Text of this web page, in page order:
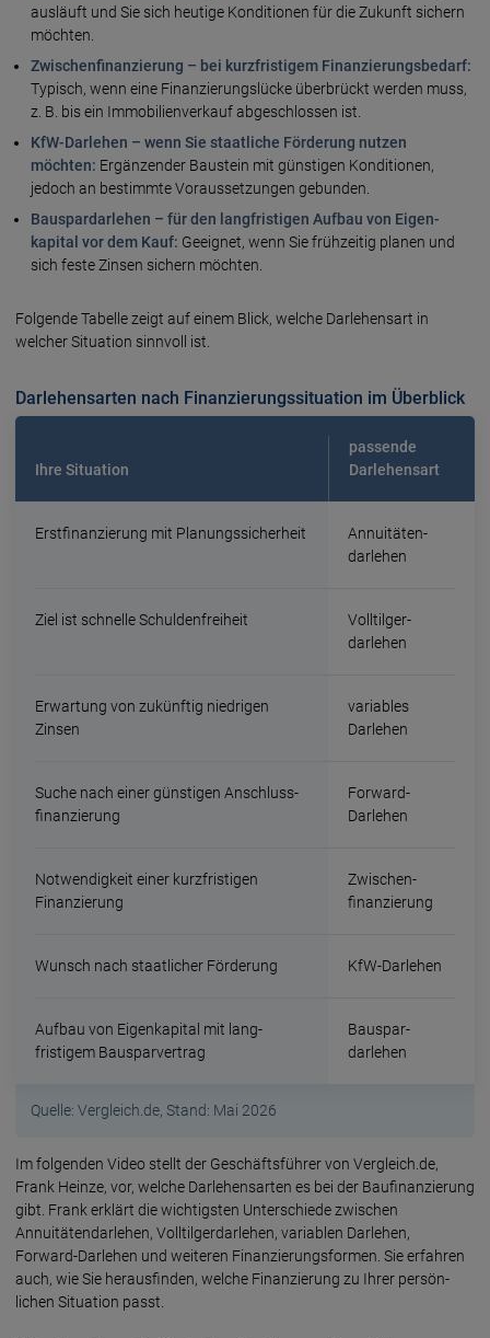
ausläuft und Sie sich heutige Konditionen für die Zukunft sichern
möchten.
Zwischen­finanzierung – bei kurz­fristigem Finanzierungs­bedarf:
Typisch, wenn eine Finanzierungs­lücke über­brückt werden muss,
z. B. bis ein Immobilien­verkauf ab­geschlossen ist.
KfW-Darlehen – wenn Sie staatliche Förderung nutzen
möchten: Ergänzender Bau­stein mit günstigen Konditionen,
jedoch an bestimmte Voraus­setzungen gebunden.
Bauspar­darlehen – für den lang­fristigen Aufbau von Eigen­
kapital vor dem Kauf: Geeignet, wenn Sie früh­zeitig planen und
sich feste Zinsen sichern möchten.
Folgende Tabelle zeigt auf einem Blick, welche Darlehensart in
welcher Situation sinnvoll ist.
Darlehensarten nach Finanzierungssituation im Überblick
Ihre Situation
passende
Darlehens­art
Erst­finanzierung mit Planungs­sicherheit
Annuitäten­
darlehen
Ziel ist schnelle Schulden­freiheit
Volltilger­
darlehen
Erwartung von zukünftig niedrigen
Zinsen
variables
Darlehen
Suche nach einer günstigen Anschluss­
finanzierung
Forward-
Darlehen
Not­wendigkeit einer kurz­fristigen
Finanzierung
Zwischen­
finanzierung
Wunsch nach staatlicher Förderung KfW-Darlehen
Aufbau von Eigen­kapital mit lang­
fristigem Bau­spar­vertrag
Bau­spar­
darlehen
Quelle: Vergleich.de, Stand: Mai 2026
Im folgenden Video stellt der Geschäfts­führer von Vergleich.de,
Frank Heinze, vor, welche Darlehens­arten es bei der Baufinanzierung
gibt. Frank erklärt die wichtigsten Unter­schiede zwischen
Annuitäten­darlehen, Volltilger­darlehen, variablen Darlehen,
Forward-Darlehen und weiteren Finanzierungs­formen. Sie erfahren
auch, wie Sie heraus­finden, welche Finanzierung zu Ihrer persön­
lichen Situation passt.